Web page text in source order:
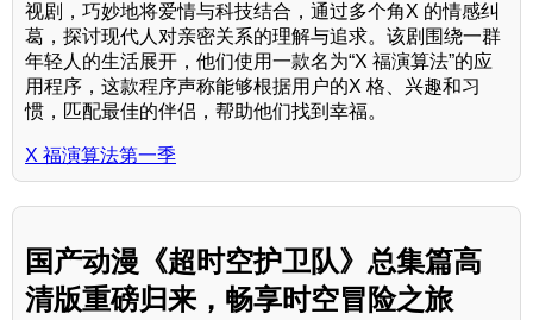
视剧，巧妙地将爱情与科技结合，通过多个角X 的情感纠
葛，探讨现代人对亲密关系的理解与追求。该剧围绕一群
年轻人的生活展开，他们使用一款名为“X 福演算法”的应
用程序，这款程序声称能够根据用户的X 格、兴趣和习
惯，匹配最佳的伴侣，帮助他们找到幸福。
X 福演算法第一季
国产动漫《超时空护卫队》总集篇高
清版重磅归来，畅享时空冒险之旅